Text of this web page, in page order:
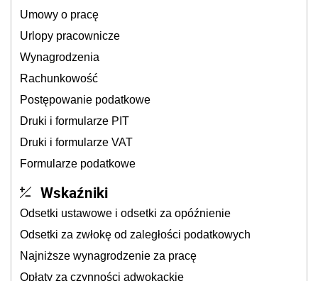
Umowy o pracę
Urlopy pracownicze
Wynagrodzenia
Rachunkowość
Postępowanie podatkowe
Druki i formularze PIT
Druki i formularze VAT
Formularze podatkowe
Wskaźniki
Odsetki ustawowe i odsetki za opóźnienie
Odsetki za zwłokę od zaległości podatkowych
Najniższe wynagrodzenie za pracę
Opłaty za czynności adwokackie